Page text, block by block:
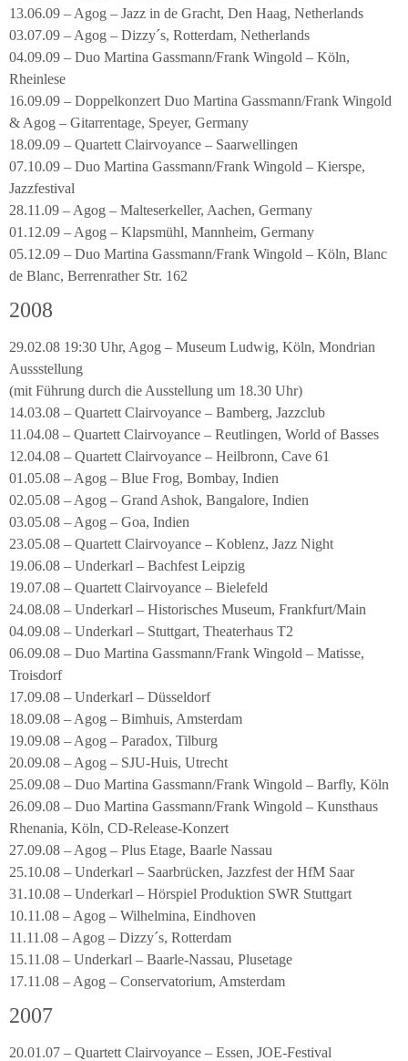
13.06.09 – Agog – Jazz in de Gracht, Den Haag, Netherlands
03.07.09 – Agog – Dizzy´s, Rotterdam, Netherlands
04.09.09 – Duo Martina Gassmann/Frank Wingold – Köln,
Rheinlese
16.09.09 – Doppelkonzert Duo Martina Gassmann/Frank Wingold
& Agog – Gitarrentage, Speyer, Germany
18.09.09 – Quartett Clairvoyance – Saarwellingen
07.10.09 – Duo Martina Gassmann/Frank Wingold – Kierspe,
Jazzfestival
28.11.09 – Agog – Malteserkeller, Aachen, Germany
01.12.09 – Agog – Klapsmühl, Mannheim, Germany
05.12.09 – Duo Martina Gassmann/Frank Wingold – Köln, Blanc
de Blanc, Berrenrather Str. 162
2008
29.02.08 19:30 Uhr, Agog – Museum Ludwig, Köln, Mondrian
Aussstellung
(mit Führung durch die Ausstellung um 18.30 Uhr)
14.03.08 – Quartett Clairvoyance – Bamberg, Jazzclub
11.04.08 – Quartett Clairvoyance – Reutlingen, World of Basses
12.04.08 – Quartett Clairvoyance – Heilbronn, Cave 61
01.05.08 – Agog – Blue Frog, Bombay, Indien
02.05.08 – Agog – Grand Ashok, Bangalore, Indien
03.05.08 – Agog – Goa, Indien
23.05.08 – Quartett Clairvoyance – Koblenz, Jazz Night
19.06.08 – Underkarl – Bachfest Leipzig
19.07.08 – Quartett Clairvoyance – Bielefeld
24.08.08 – Underkarl – Historisches Museum, Frankfurt/Main
04.09.08 – Underkarl – Stuttgart, Theaterhaus T2
06.09.08 – Duo Martina Gassmann/Frank Wingold – Matisse,
Troisdorf
17.09.08 – Underkarl – Düsseldorf
18.09.08 – Agog – Bimhuis, Amsterdam
19.09.08 – Agog – Paradox, Tilburg
20.09.08 – Agog – SJU-Huis, Utrecht
25.09.08 – Duo Martina Gassmann/Frank Wingold – Barfly, Köln
26.09.08 – Duo Martina Gassmann/Frank Wingold – Kunsthaus
Rhenania, Köln, CD-Release-Konzert
27.09.08 – Agog – Plus Etage, Baarle Nassau
25.10.08 – Underkarl – Saarbrücken, Jazzfest der HfM Saar
31.10.08 – Underkarl – Hörspiel Produktion SWR Stuttgart
10.11.08 – Agog – Wilhelmina, Eindhoven
11.11.08 – Agog – Dizzy´s, Rotterdam
15.11.08 – Underkarl – Baarle-Nassau, Plusetage
17.11.08 – Agog – Conservatorium, Amsterdam
2007
20.01.07 – Quartett Clairvoyance – Essen, JOE-Festival